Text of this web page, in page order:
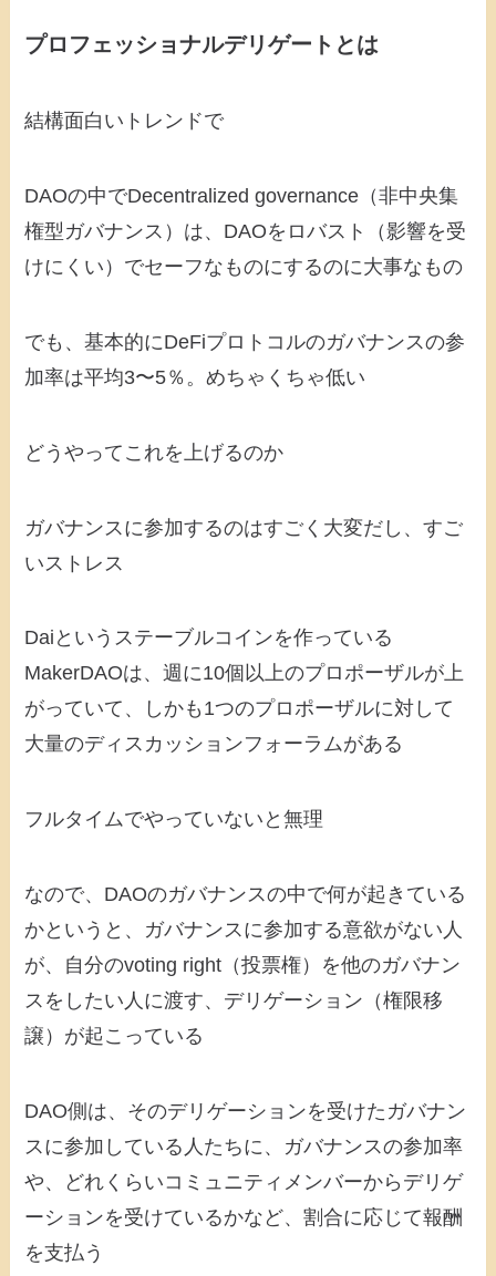
プロフェッショナルデリゲートとは
結構面白いトレンドで
DAOの中でDecentralized governance（非中央集
権型ガバナンス）は、DAOをロバスト（影響を受
けにくい）でセーフなものにするのに大事なもの
でも、基本的にDeFiプロトコルのガバナンスの参
加率は平均3〜5％。めちゃくちゃ低い
どうやってこれを上げるのか
ガバナンスに参加するのはすごく大変だし、すご
いストレス
Daiというステーブルコインを作っている
MakerDAOは、週に10個以上のプロポーザルが上
がっていて、しかも1つのプロポーザルに対して
大量のディスカッションフォーラムがある
フルタイムでやっていないと無理
なので、DAOのガバナンスの中で何が起きている
かというと、ガバナンスに参加する意欲がない人
が、自分のvoting right（投票権）を他のガバナン
スをしたい人に渡す、デリゲーション（権限移
譲）が起こっている
DAO側は、そのデリゲーションを受けたガバナン
スに参加している人たちに、ガバナンスの参加率
や、どれくらいコミュニティメンバーからデリゲ
ーションを受けているかなど、割合に応じて報酬
を支払う